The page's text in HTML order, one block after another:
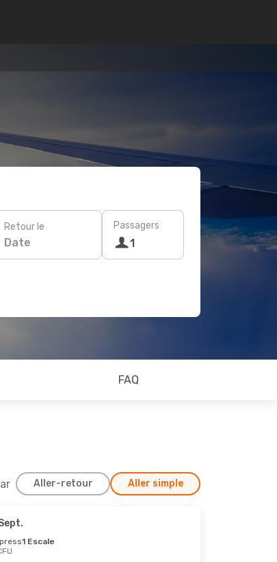
Retour le
Date
Passagers
1
FAQ
Aller-retour Aller simple
1 Escale